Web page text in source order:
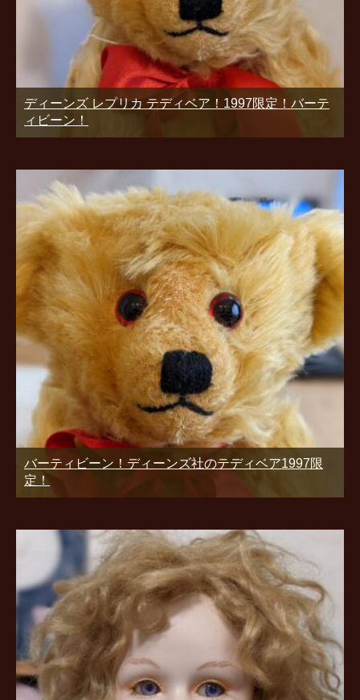
ディーンズ レプリカ テディベア！1997限定！バーテ
ィビーン！
バーティビーン！ディーンズ社のテディベア1997限
定！